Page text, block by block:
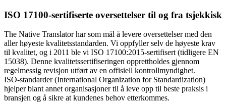
ISO 17100-sertifiserte oversettelser til og fra tsjekkisk
The Native Translator har som mål å levere oversettelser med den
aller høyeste kvalitetsstandarden. Vi oppfyller selv de høyeste krav
til kvalitet, og i 2011 ble vi ISO 17100:2015-sertifisert (tidligere EN
15038). Denne kvalitetssertifiseringen opprettholdes gjennom
regelmessig revisjon utført av en offisiell kontrollmyndighet.
ISO-standarder (International Organization for Standardization)
hjelper blant annet organisasjoner til å leve opp til beste praksis i
bransjen og å sikre at kundenes behov etterkommes.